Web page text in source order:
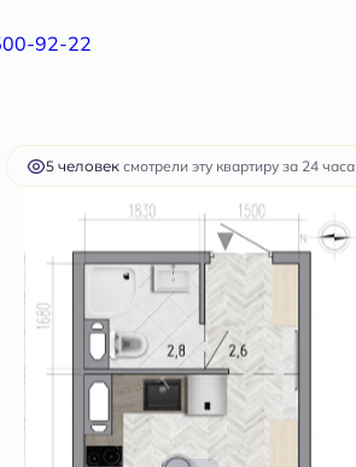
92-22
руб.Ипотека
5 человек смотрели эту квартиру за 24 часа